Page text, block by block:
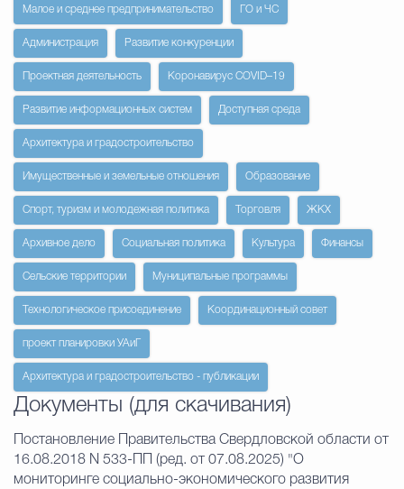
Гостям Городского
Общественная
Градостроительство и
Государственные организации
Малое и среднее предпринимательство ГО и ЧС
Администрация Развитие конкуренции
Проектная деятельность Коронавирус COVID–19
Развитие информационных систем Доступная среда
Архитектура и градостроительство
Имущественные и земельные отношения Образование
Спорт, туризм и молодежная политика Торговля ЖКХ
Архивное дело Социальная политика Культура Финансы
Сельские территории Муниципальные программы
Технологическое присоединение Координационный совет
проект планировки УАиГ
Архитектура и градостроительство - публикации
Документы (для скачивания)
Постановление Правительства Свердловской области от
16.08.2018 N 533-ПП (ред. от 07.08.2025) "О
мониторинге социально-экономического развития